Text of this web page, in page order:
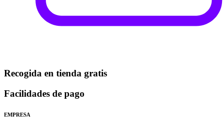
Recogida en tienda gratis
Facilidades de pago
EMPRESA